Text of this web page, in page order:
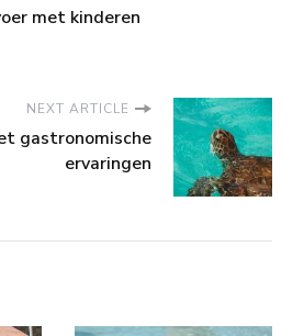
met kinderen
NEXT ARTICLE
gastronomische
ervaringen